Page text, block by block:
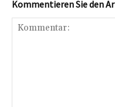
Kommentieren Sie den